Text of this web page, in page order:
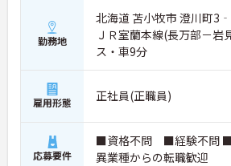
勤務地
北海道 苫小牧市 澄川町
ＪＲ室蘭本線(長万部－岩
ス・車9分
雇用形態 正社員(正職員)
応募要件
■資格不問 ■経験不問
異業種からの転職歓迎